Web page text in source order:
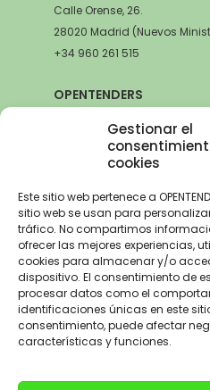
Gestionar el
cookies
Este sitio web pertenece a
sitio web se usan para
tráfico. No compartimos
ofrecer las mejores experiencias,
cookies para almacenar y/o
dispositivo. El consentimiento de
procesar datos como el
identificaciones únicas en este
consentimiento, puede afectar
características y funciones.
Calle Orense, 26.
28020 Madrid (Nuevos
+34 960 261 515
OPENTENDERS
Avda. de la Innovación, 6
41020 Sevilla
Aviso Legal–Política de Privacidad
OPENTENDERS, S.L. ha
electrificación del parque